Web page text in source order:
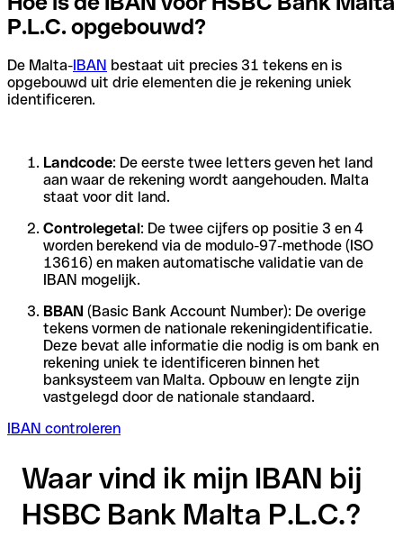
P.L.C. opgebouwd?
De Malta-IBAN bestaat uit precies 31 tekens en is
opgebouwd uit drie elementen die je rekening uniek
identificeren.
Landcode: De eerste twee letters geven het land
aan waar de rekening wordt aangehouden. Malta
staat voor dit land.
Controlegetal: De twee cijfers op positie 3 en 4
worden berekend via de modulo-97-methode (ISO
13616) en maken automatische validatie van de
IBAN mogelijk.
BBAN (Basic Bank Account Number): De overige
tekens vormen de nationale rekeningidentificatie.
Deze bevat alle informatie die nodig is om bank en
rekening uniek te identificeren binnen het
banksysteem van Malta. Opbouw en lengte zijn
vastgelegd door de nationale standaard.
IBAN controleren
Waar vind ik mijn IBAN bij
HSBC Bank Malta P.L.C.?